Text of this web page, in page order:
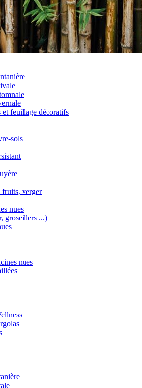
et feuillage décoratifs
sols
fruits, verger
nues
groseillers ...)
nues